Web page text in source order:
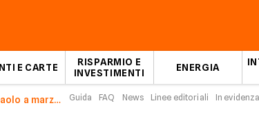
E CARTE
RISPARMIO E
INVESTIMENTI
ENERGIA
Mutuo Intesa Sanpaolo a marzo 2024 Guida FAQ News Linee editoriali In evidenza